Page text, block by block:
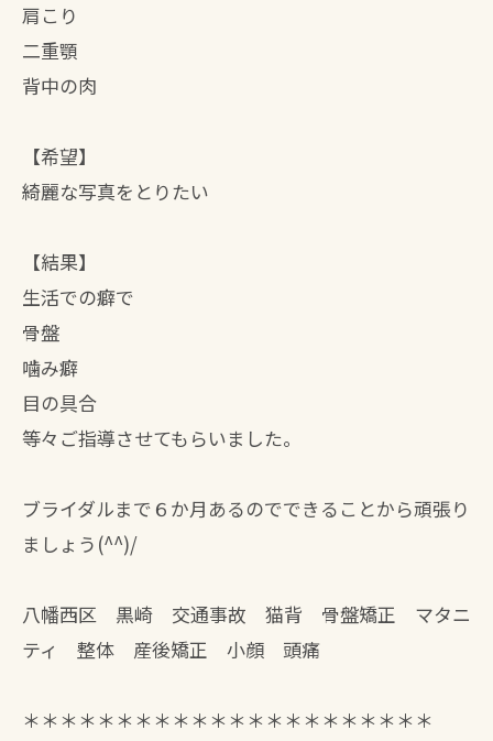
肩こり
二重顎
背中の肉
【希望】
綺麗な写真をとりたい
【結果】
生活での癖で
骨盤
噛み癖
目の具合
等々ご指導させてもらいました。
ブライダルまで６か月あるのでできることから頑張り
ましょう(^^)/
八幡西区 黒崎 交通事故 猫背 骨盤矯正 マタニ
ティ 整体 産後矯正 小顔 頭痛
＊＊＊＊＊＊＊＊＊＊＊＊＊＊＊＊＊＊＊＊＊＊